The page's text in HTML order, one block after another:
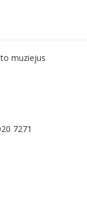
muziejus
7271